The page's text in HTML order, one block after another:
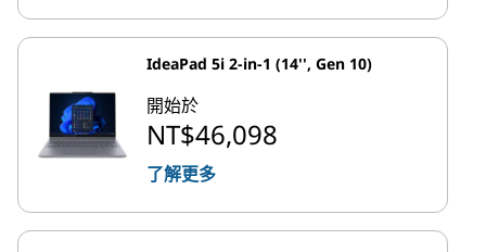
IdeaPad 5i 2-in-1 (14'', Gen 10)
開始於
NT$46,098
了解更多